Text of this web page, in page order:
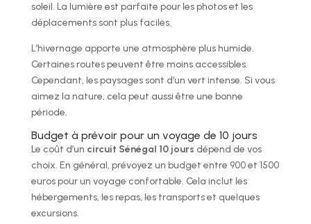
soleil. La lumière est parfaite pour les photos et les
déplacements sont plus faciles.
L’hivernage apporte une atmosphère plus humide.
Certaines routes peuvent être moins accessibles.
Cependant, les paysages sont d’un vert intense. Si vous
aimez la nature, cela peut aussi être une bonne
période.
Budget à prévoir pour un voyage de 10 jours
Le coût d’un circuit Sénégal 10 jours dépend de vos
choix. En général, prévoyez un budget entre 900 et 1500
euros pour un voyage confortable. Cela inclut les
hébergements, les repas, les transports et quelques
excursions.